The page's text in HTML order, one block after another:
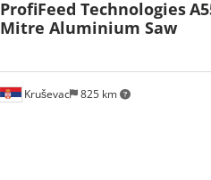
Kruševac 825 km
ProfiFeed Technologies
Mitre Aluminium Saw